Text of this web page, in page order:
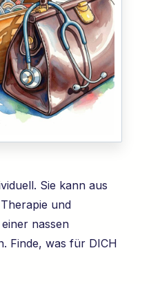
Sie kann aus
und
nassen
Finde, was für DICH